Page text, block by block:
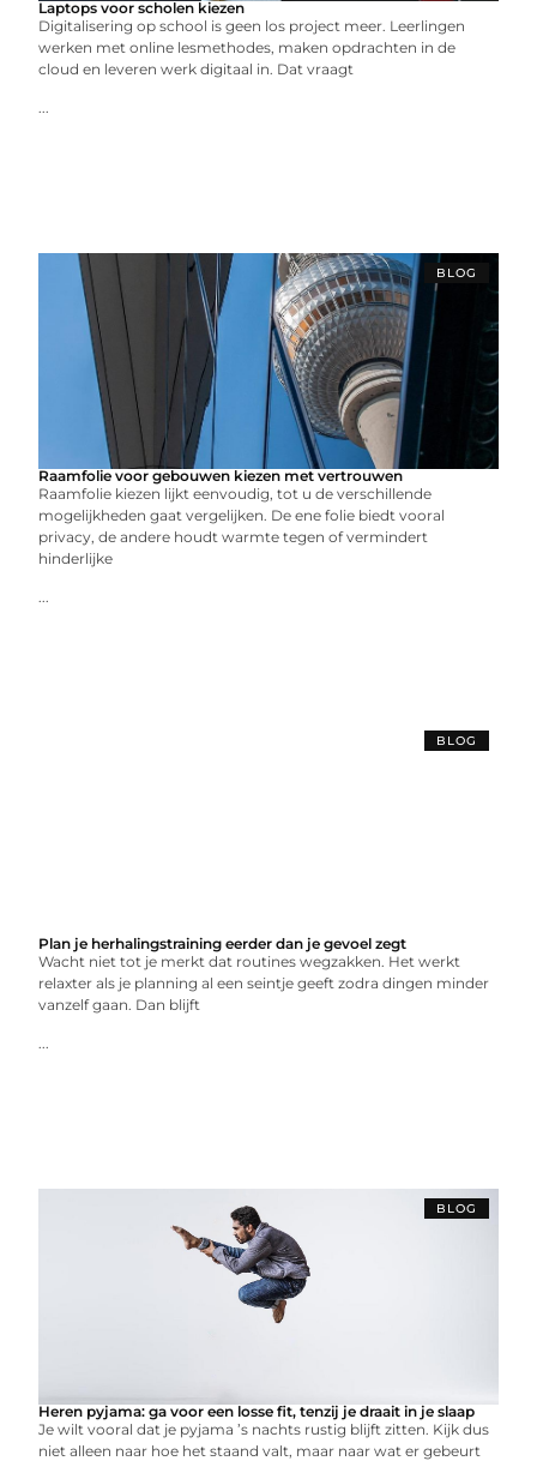
Laptops voor scholen kiezen
Digitalisering op school is geen los project meer. Leerlingen
werken met online lesmethodes, maken opdrachten in de
cloud en leveren werk digitaal in. Dat vraagt
...
BLOG
Raamfolie voor gebouwen kiezen met vertrouwen
Raamfolie kiezen lijkt eenvoudig, tot u de verschillende
mogelijkheden gaat vergelijken. De ene folie biedt vooral
privacy, de andere houdt warmte tegen of vermindert
hinderlijke
...
BLOG
Plan je herhalingstraining eerder dan je gevoel zegt
Wacht niet tot je merkt dat routines wegzakken. Het werkt
relaxter als je planning al een seintje geeft zodra dingen minder
vanzelf gaan. Dan blijft
...
BLOG
Heren pyjama: ga voor een losse fit, tenzij je draait in je slaap
Je wilt vooral dat je pyjama ’s nachts rustig blijft zitten. Kijk dus
niet alleen naar hoe het staand valt, maar naar wat er gebeurt